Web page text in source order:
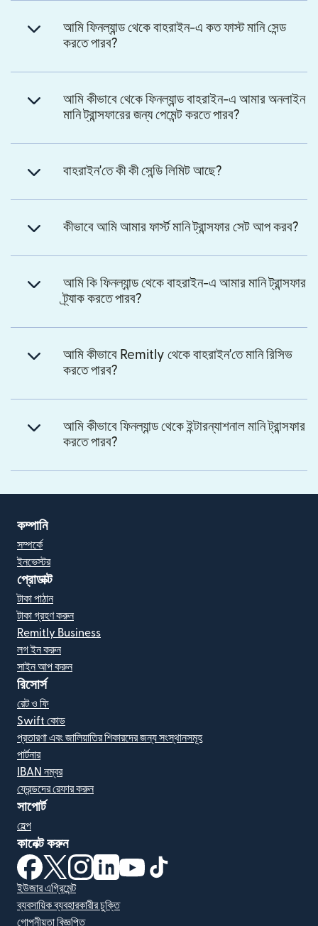
আমি ফিনল্যান্ড থেকে বাহরাইন-এ কত ফাস্ট মানি সেন্ড
করতে পারব?
আমি কীভাবে থেকে ফিনল্যান্ড বাহরাইন-এ আমার অনলাইন
মানি ট্রান্সফারের জন্য পেমেন্ট করতে পারব?
বাহরাইন'তে কী কী সেন্ডি লিমিট আছে?
কীভাবে আমি আমার ফার্স্ট মানি ট্রান্সফার সেট আপ করব?
আমি কি ফিনল্যান্ড থেকে বাহরাইন-এ আমার মানি ট্রান্সফার
ট্র্যাক করতে পারব?
আমি কীভাবে Remitly থেকে বাহরাইন'তে মানি রিসিভ
করতে পারব?
আমি কীভাবে ফিনল্যান্ড থেকে ইন্টারন্যাশনাল মানি ট্রান্সফার
করতে পারব?
কম্পানি
সম্পর্কে
ইনভেস্টর
প্রোডাক্ট
টাকা পাঠান
টাকা গ্রহণ করুন
Remitly Business
লগ ইন করুন
সাইন আপ করুন
রিসোর্স
রেট ও ফি
Swift কোড
প্রতারণা এবং জালিয়াতির শিকারদের জন্য সংস্থানসমূহ
পার্টনার
IBAN নম্বর
ফ্রেন্ডদের রেফার করুন
সাপোর্ট
হেল্প
কানেক্ট করুন
(নতুন উইন্ডোতে খুলবে)
(নতুন উইন্ডোতে খুলবে)
(নতুন উইন্ডোতে খুলবে)
(নতুন উইন্ডোতে খুলবে)
(নতুন উইন্ডোতে খুলবে)
ইউজার এগ্রিমেন্ট
ব্যবসায়িক ব্যবহারকারীর চুক্তি
গোপনীয়তা বিজ্ঞপ্তি